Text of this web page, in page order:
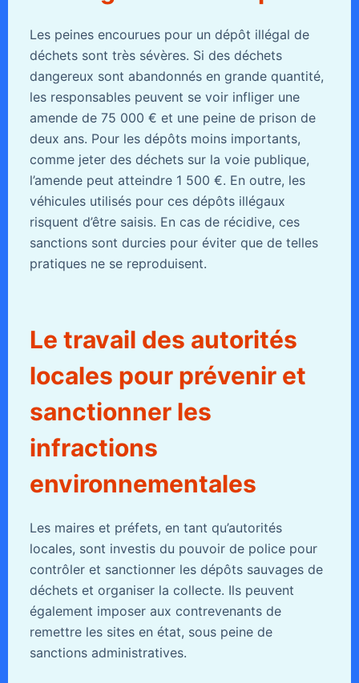
Les peines encourues pour un dépôt illégal de
déchets sont très sévères. Si des déchets
dangereux sont abandonnés en grande quantité,
les responsables peuvent se voir infliger une
amende de 75 000 € et une peine de prison de
deux ans. Pour les dépôts moins importants,
comme jeter des déchets sur la voie publique,
l’amende peut atteindre 1 500 €. En outre, les
véhicules utilisés pour ces dépôts illégaux
risquent d’être saisis. En cas de récidive, ces
sanctions sont durcies pour éviter que de telles
pratiques ne se reproduisent.
Le travail des autorités
locales pour prévenir et
sanctionner les
infractions
environnementales
Les maires et préfets, en tant qu’autorités
locales, sont investis du pouvoir de police pour
contrôler et sanctionner les dépôts sauvages de
déchets et organiser la collecte. Ils peuvent
également imposer aux contrevenants de
remettre les sites en état, sous peine de
sanctions administratives.